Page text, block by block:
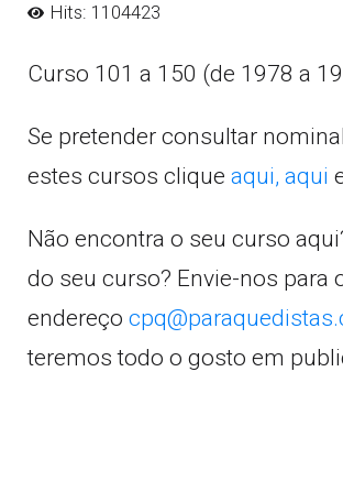
Hits: 1104423
Curso 101 a 150 (de 1978 a
Se pretender consultar
estes cursos clique aqui, aqui
Não encontra o seu curso
do seu curso? Envie-nos para
endereço
teremos todo o gosto em